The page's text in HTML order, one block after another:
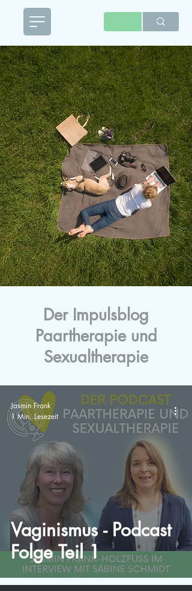
Der Impulsblog
Paartherapie und
Sexualtherapie
Vaginismus - Podcast
Folge Teil 1
Jasmin Frank
1 Min. Lesezeit